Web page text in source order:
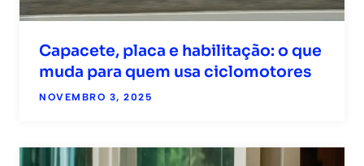
Capacete, placa e habilitação: o que
muda para quem usa ciclomotores
NOVEMBRO 3, 2025